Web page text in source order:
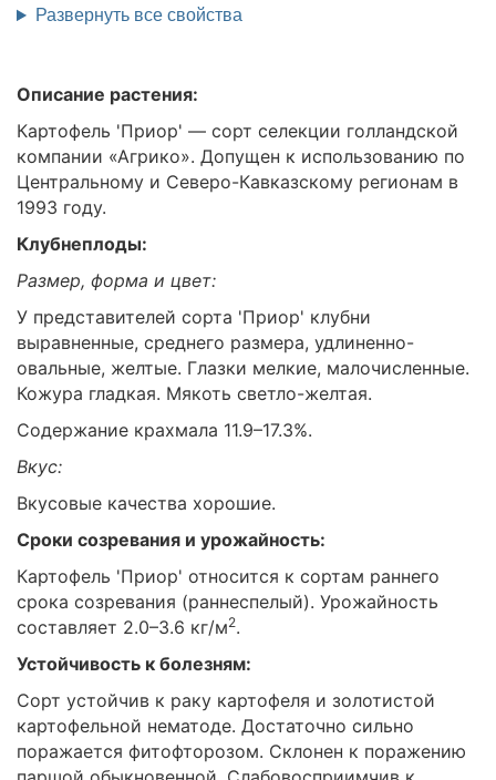
Развернуть все свойства
Описание растения:
Картофель 'Приор' — сорт селекции голландской
компании «Агрико». Допущен к использованию по
Центральному и Северо-Кавказскому регионам в
1993 году.
Клубнеплоды:
Размер, форма и цвет:
У представителей сорта 'Приор' клубни
выравненные, среднего размера, удлиненно-
овальные, желтые. Глазки мелкие, малочисленные.
Кожура гладкая. Мякоть светло-желтая.
Содержание крахмала 11.9–17.3%.
Вкус:
Вкусовые качества хорошие.
Сроки созревания и урожайность:
Картофель 'Приор' относится к сортам раннего
срока созревания (раннеспелый). Урожайность
составляет 2.0–3.6 кг/м2.
Устойчивость к болезням:
Сорт устойчив к раку картофеля и золотистой
картофельной нематоде. Достаточно сильно
поражается фитофторозом. Склонен к поражению